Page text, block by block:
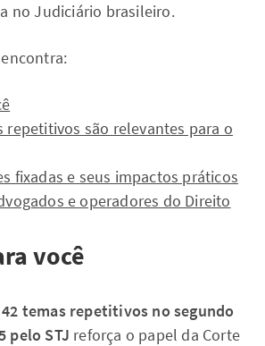
no Judiciário brasileiro.
repetitivos são relevantes para o
fixadas e seus impactos práticos
e operadores do Direito
você
42 temas repetitivos no segundo
pelo STJ reforça o papel da Corte